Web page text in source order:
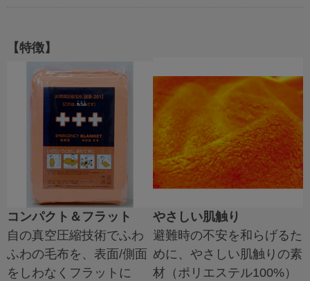
【特徴】
コンパクト＆フラット
やさしい肌触り
自の真空圧縮技術でふわ
ふわの毛布を、表面/側面
をしわなくフラットに
避難時の不安を和らげるた
めに、やさしい肌触りの素
材（ポリエステル100%）